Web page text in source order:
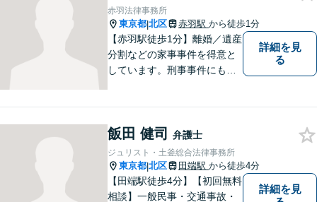
談ください。【24時間問い合
わせ受付中】
赤羽法律事務所
東京都|北区 赤羽駅 から徒歩1分
【赤羽駅徒歩1分】離婚／遺産
分割などの家事事件を得意と
しています。刑事事件にも対
弁護団事件の経験多数。【セ
カンドオピニオン対応】お気
軽にご連絡ください。
詳細を見
る
飯田 健司 弁護士
ジュリスト・土釜総合法律事務所
東京都|北区 田端駅 から徒歩4分
【田端駅徒歩4分】【初回無料
相談】一般民事・交通事故・
詳細を見